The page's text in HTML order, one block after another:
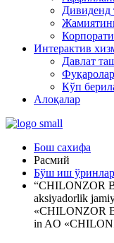
Дивиденд
Интерактив
Давлат
Кўп
Алоқалар
Бош сахифа
Расмий
Бўш иш
“CHILONZOR
aksiyadorlik
«CHILONZOR
in AO